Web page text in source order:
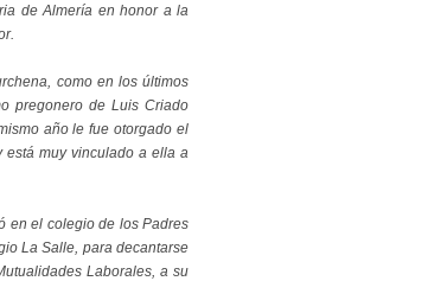
de Almería en honor a la
como en los últimos
pregonero de Luis Criado
año le fue otorgado el
está muy vinculado a ella a
en el colegio de los Padres
La Salle, para decantarse
Laborales, a su